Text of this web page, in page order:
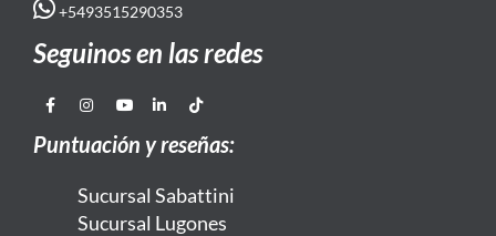
+5493515290353
Seguinos en las redes
Puntuación y reseñas:
Sucursal Sabattini
Sucursal Lugones